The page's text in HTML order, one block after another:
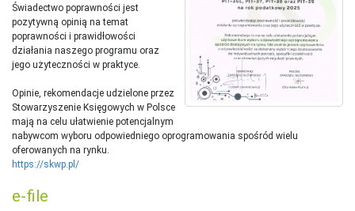
e-file
Świadectwo poprawności jest
pozytywną opinią na temat
poprawności i prawidłowości
działania naszego programu oraz
jego użyteczności w praktyce.
Opinie, rekomendacje udzielone przez
Stowarzyszenie Księgowych w Polsce
mają na celu ułatwienie potencjalnym
nabywcom wyboru odpowiedniego oprogramowania spośród wielu
oferowanych na rynku.
https://skwp.pl/